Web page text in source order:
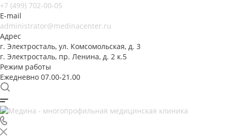
+7 (499) 702-00-05
E-mail
administrator@medinacenter.ru
Адрес
г. Электросталь, ул. Комсомольская, д. 3
г. Электросталь, пр. Ленина, д. 2 к.5
Режим работы
Ежедневно 07.00-21.00